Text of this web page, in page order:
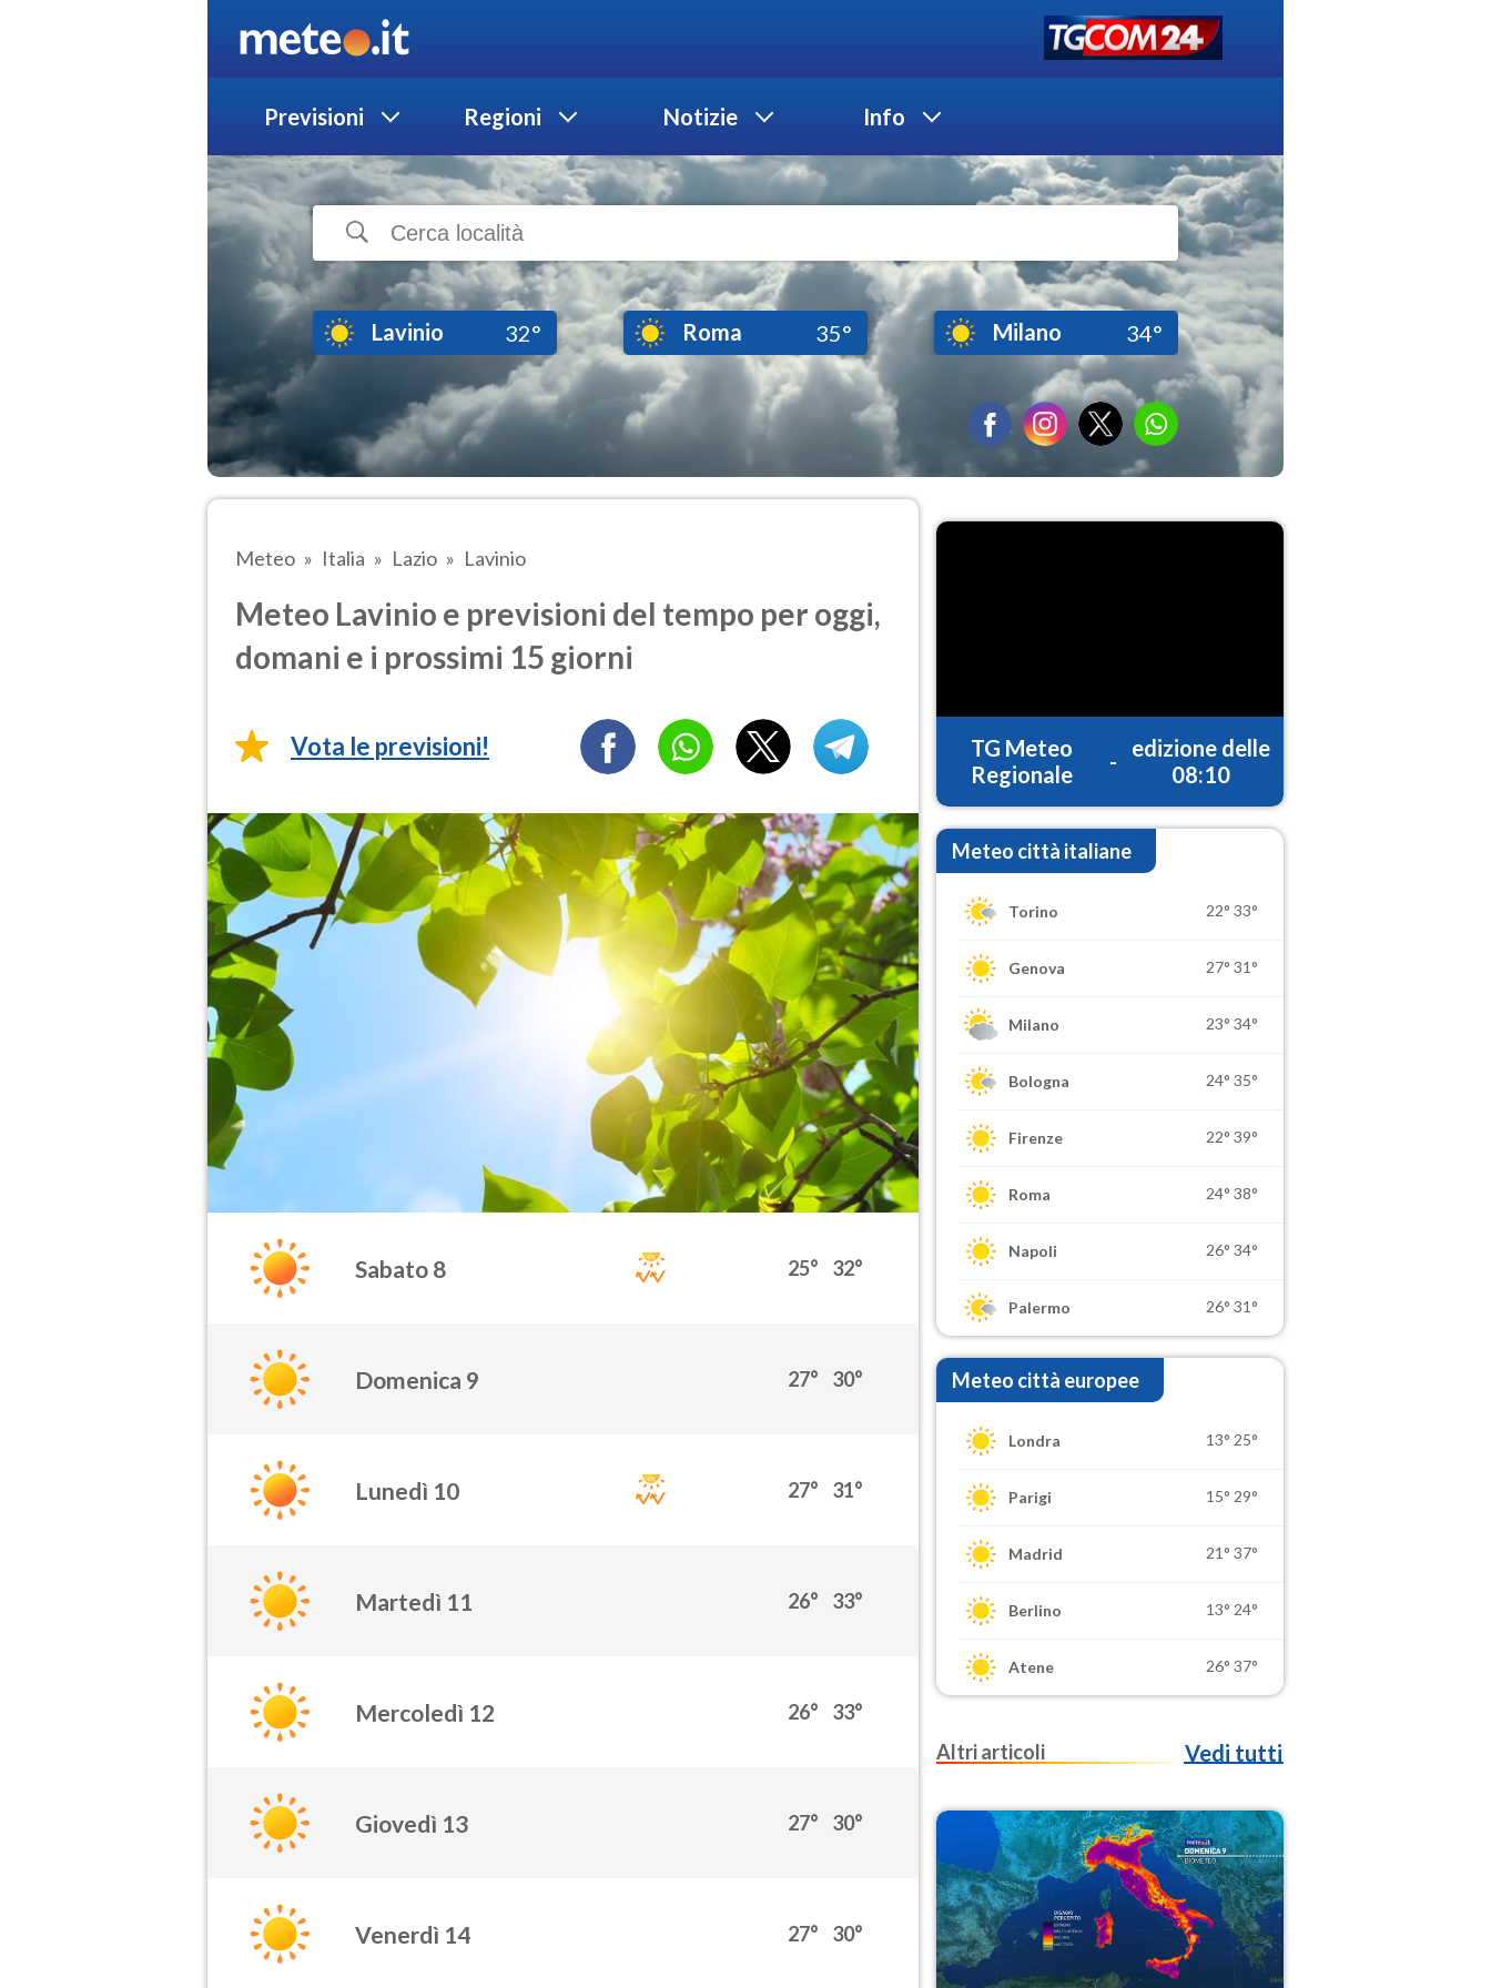
Previsioni Regioni Notizie Info
Lavinio 32° Roma 35° Milano 34°
Meteo Italia Lazio Lavinio
Meteo Lavinio e previsioni del tempo per oggi,
domani e i prossimi 15 giorni
Vota le previsioni!
Sabato 8 25° 32°
Domenica 9 27° 30°
Lunedì 10 27° 31°
Martedì 11 26° 33°
Mercoledì 12 26° 33°
Giovedì 13 27° 30°
Venerdì 14 27° 30°
TG Meteo
Regionale
-
edizione delle
08:10
Meteo città italiane
Torino 22° 33°
Genova 27° 31°
Milano 23° 34°
Bologna 24° 35°
Firenze 22° 39°
Roma 24° 38°
Napoli 26° 34°
Palermo 26° 31°
Meteo città europee
Londra 13° 25°
Parigi 15° 29°
Madrid 21° 37°
Berlino 13° 24°
Atene 26° 37°
Altri articoli Vedi tutti